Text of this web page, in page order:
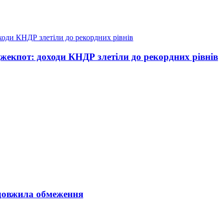
доходи КНДР злетіли до рекордних рівнів
обмеження